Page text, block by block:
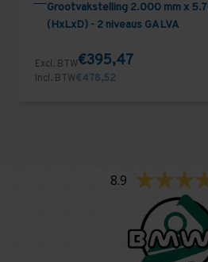
Grootvakstelling 2.000 mm x
(HxLxD) - 2 niveaus GALVA
Excl. BTW€395,47
Incl. BTW€478,52
8.9